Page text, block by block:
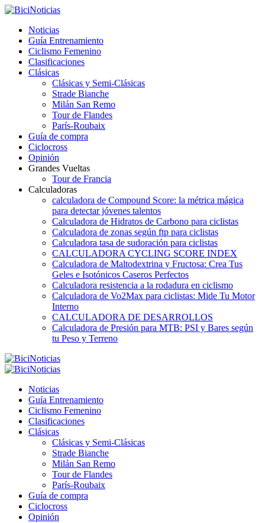
Noticias
Guía Entrenamiento
Ciclismo Femenino
Clasificaciones
Clásicas
Clásicas y Semi-Clásicas
Strade Bianche
Milán San Remo
Tour de Flandes
París-Roubaix
Guía de compra
Ciclocross
Opinión
Grandes Vueltas
Tour de Francia
Calculadoras
calculadora de Compound Score: la métrica mágica
para detectar jóvenes talentos
Calculadora de Hidratos de Carbono para ciclistas
Calculadora de zonas según ftp para ciclistas
Calculadora tasa de sudoración para ciclistas
CALCULADORA CYCLING SCORE INDEX
Calculadora de Maltodextrina y Fructosa: Crea Tus
Geles e Isotónicos Caseros Perfectos
Calculadora resistencia a la rodadura en ciclismo
Calculadora de Vo2Max para ciclistas: Mide Tu Motor
Interno
CALCULADORA DE DESARROLLOS
Calculadora de Presión para MTB: PSI y Bares según
tu Peso y Terreno
Noticias
Guía Entrenamiento
Ciclismo Femenino
Clasificaciones
Clásicas
Clásicas y Semi-Clásicas
Strade Bianche
Milán San Remo
Tour de Flandes
París-Roubaix
Guía de compra
Ciclocross
Opinión